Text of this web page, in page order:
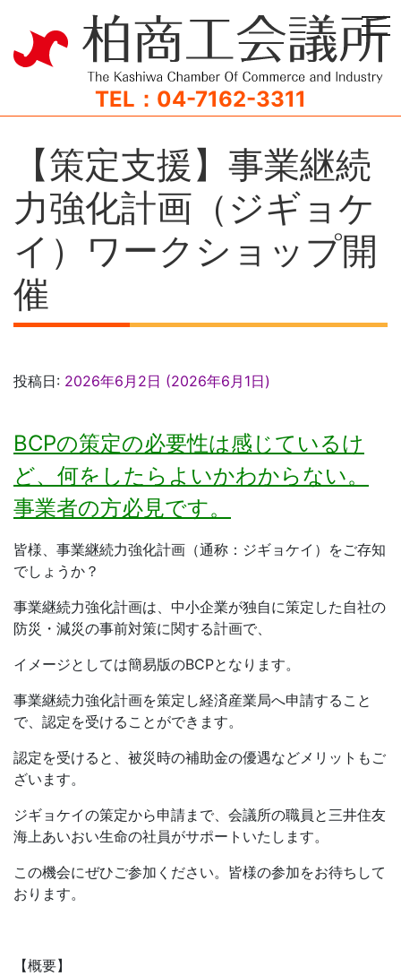
TEL：04-7162-3311
【策定支援】事業継続
力強化計画（ジギョケ
イ）ワークショップ開
催
投稿日: 2026年6月2日 (2026年6月1日)
BCPの策定の必要性は感じているけ
ど、何をしたらよいかわからない。
事業者の方必見です。
皆様、事業継続力強化計画（通称：ジギョケイ）をご存知
でしょうか？
事業継続力強化計画は、中小企業が独自に策定した自社の
防災・減災の事前対策に関する計画で、
イメージとしては簡易版のBCPとなります。
事業継続力強化計画を策定し経済産業局へ申請すること
で、認定を受けることができます。
認定を受けると、被災時の補助金の優遇などメリットもご
ざいます。
ジギョケイの策定から申請まで、会議所の職員と三井住友
海上あいおい生命の社員がサポートいたします。
この機会にぜひご参加ください。皆様の参加をお待ちして
おります。
【概要】